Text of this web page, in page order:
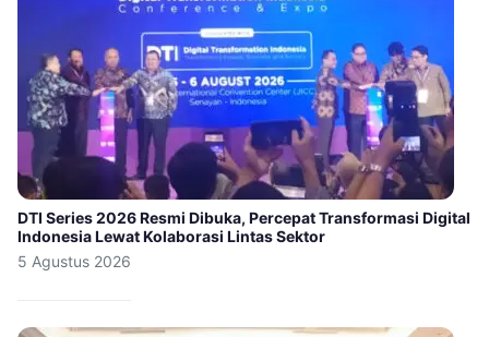
DTI Series 2026 Resmi Dibuka, Percepat Transformasi Digital
Indonesia Lewat Kolaborasi Lintas Sektor
5 Agustus 2026